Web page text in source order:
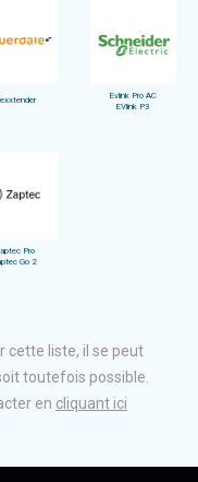
Evlink Pro AC
EVlink P3
Pro
Go 2
cette liste, il se peut
toutefois possible.
en cliquant ici